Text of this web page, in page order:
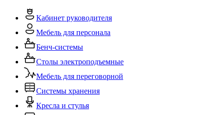
Кабинет руководителя
Мебель для персонала
Бенч-системы
Столы электроподъемные
Мебель для переговорной
Системы хранения
Кресла и стулья